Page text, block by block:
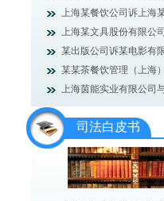
上海某餐饮公司诉上海
上海某文具股份有限公
某出版公司诉某电影有
某某茶餐饮管理（上海
上海茵能实业有限公司
司法白皮书